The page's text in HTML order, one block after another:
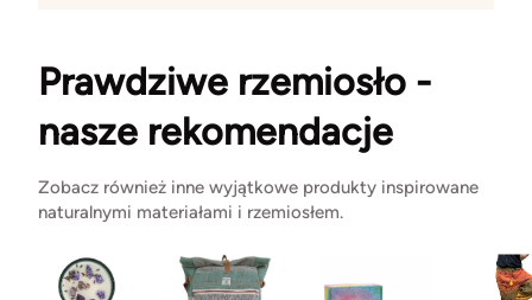
Prawdziwe rzemiosło -
nasze rekomendacje
Zobacz również inne wyjątkowe produkty inspirowane
naturalnymi materiałami i rzemiosłem.